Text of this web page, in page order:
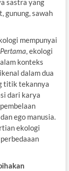
sastra yang
gunung, sawah
mempunyai
Pertama, ekologi
konteks
dalam dua
titik tekannya
dari karya
ego manusia.
ekologi